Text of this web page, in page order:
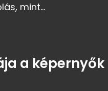
mint...
a képernyők